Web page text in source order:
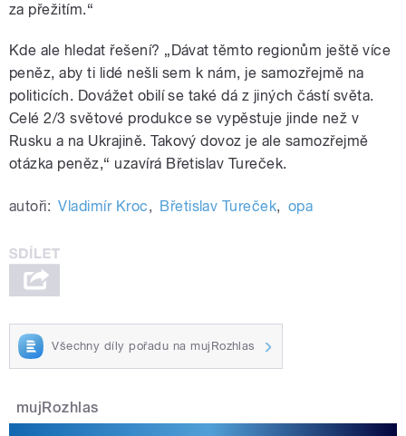
za přežitím.“
Kde ale hledat řešení? „Dávat těmto regionům ještě více
peněz, aby ti lidé nešli sem k nám, je samozřejmě na
politicích. Dovážet obilí se také dá z jiných částí světa.
Celé 2/3 světové produkce se vypěstuje jinde než v
Rusku a na Ukrajině. Takový dovoz je ale samozřejmě
otázka peněz,“ uzavírá Břetislav Tureček.
autoři: Vladimír Kroc, Břetislav Tureček, opa
Všechny díly pořadu na mujRozhlas
mujRozhlas